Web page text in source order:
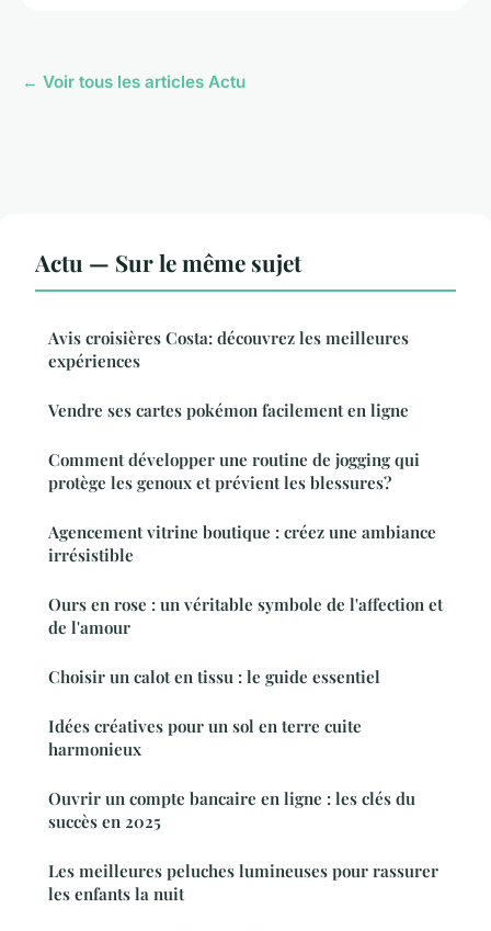
← Voir tous les articles Actu
Actu — Sur le même sujet
Avis croisières Costa: découvrez les meilleures
expériences
Vendre ses cartes pokémon facilement en ligne
Comment développer une routine de jogging qui
protège les genoux et prévient les blessures?
Agencement vitrine boutique : créez une ambiance
irrésistible
Ours en rose : un véritable symbole de l'affection et
de l'amour
Choisir un calot en tissu : le guide essentiel
Idées créatives pour un sol en terre cuite
harmonieux
Ouvrir un compte bancaire en ligne : les clés du
succès en 2025
Les meilleures peluches lumineuses pour rassurer
les enfants la nuit